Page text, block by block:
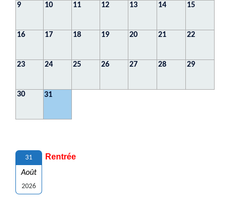
9 10 11 12 13 14 15
16 17 18 19 20 21 22
23 24 25 26 27 28 29
30 31
31
Août
2026
Rentrée